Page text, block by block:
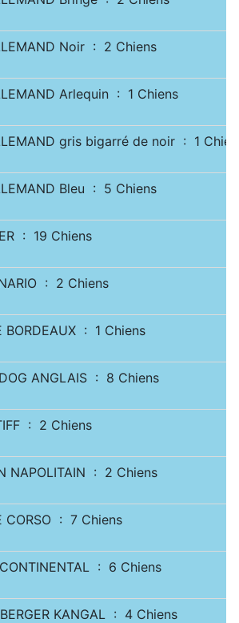
Noir : 2 Chiens
Arlequin : 1 Chiens
gris bigarré de noir : 1
Bleu : 5 Chiens
: 19 Chiens
: 2 Chiens
BORDEAUX : 1 Chiens
ANGLAIS : 8 Chiens
: 2 Chiens
NAPOLITAIN : 2 Chiens
CORSO : 7 Chiens
: 6 Chiens
KANGAL : 4 Chiens